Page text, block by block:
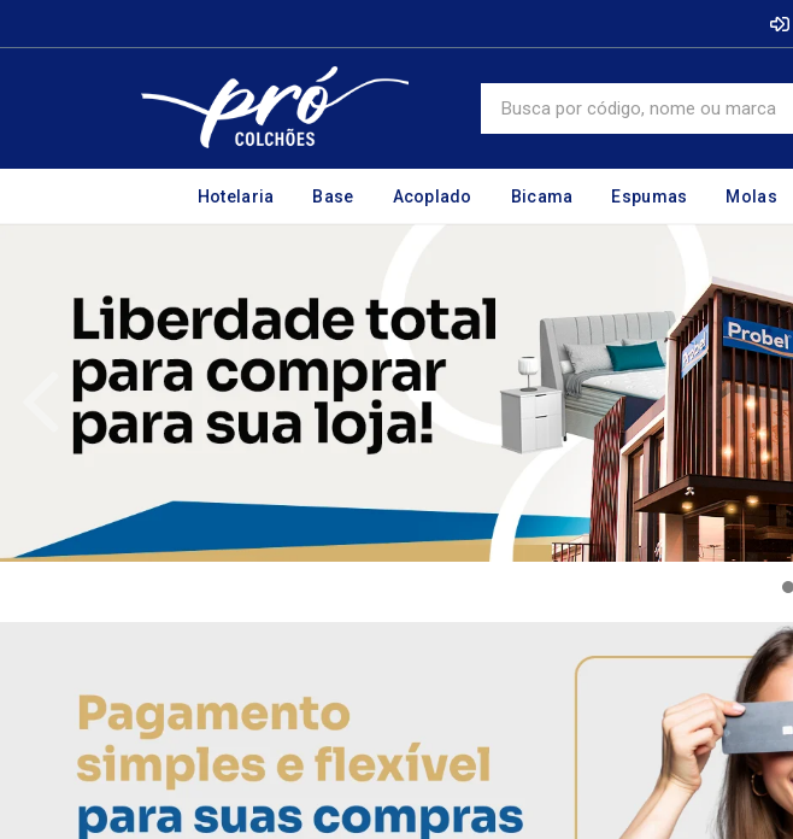
Hotelaria Base Acoplado Bicama Espumas Molas